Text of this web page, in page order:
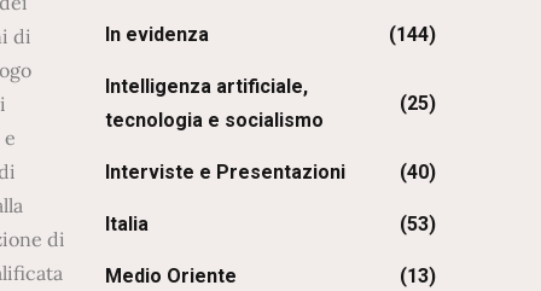
di
di
In evidenza (144)
Intelligenza artificiale,
tecnologia e socialismo
(25)
Interviste e Presentazioni (40)
Italia (53)
Medio Oriente (13)